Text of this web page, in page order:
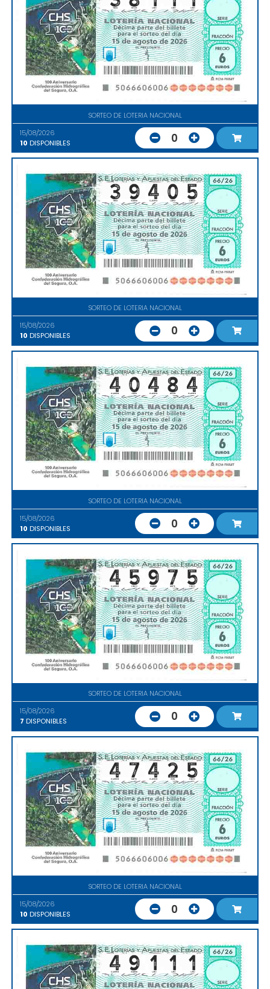
SORTEO DE LOTERIA NACIONAL
15/08/2026
10 DISPONIBLES 0
SORTEO DE LOTERIA NACIONAL
15/08/2026
10 DISPONIBLES 0
SORTEO DE LOTERIA NACIONAL
15/08/2026
10 DISPONIBLES 0
SORTEO DE LOTERIA NACIONAL
15/08/2026
7 DISPONIBLES 0
SORTEO DE LOTERIA NACIONAL
15/08/2026
10 DISPONIBLES 0